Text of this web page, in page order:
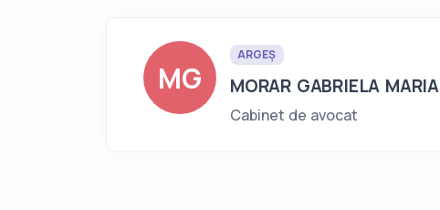
MG
ARGEȘ
MORAR GABRIELA MARIA
Cabinet de avocat